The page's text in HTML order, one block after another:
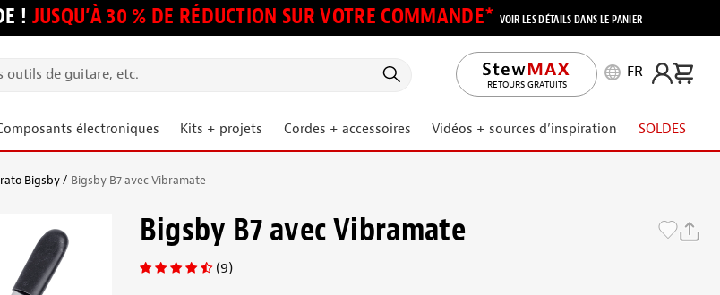
! JUSQU’À 30 % DE RÉDUCTION SUR VOTRE COMMANDE* VOIR LES DÉTAILS DANS LE PANIER
RETOURS GRATUITS
FR
électroniques Kits + projets Cordes + accessoires Vidéos + sources d’inspiration SOLDES
Bigsby Bigsby B7 avec Vibramate
Bigsby B7 avec Vibramate
(9)